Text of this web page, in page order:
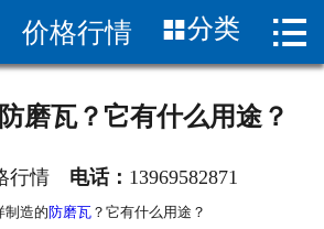
 首页
价格行情 分类 
磨瓦？它有什么用途？
行情 电话： 13969582871
的防磨瓦？它有什么用途？